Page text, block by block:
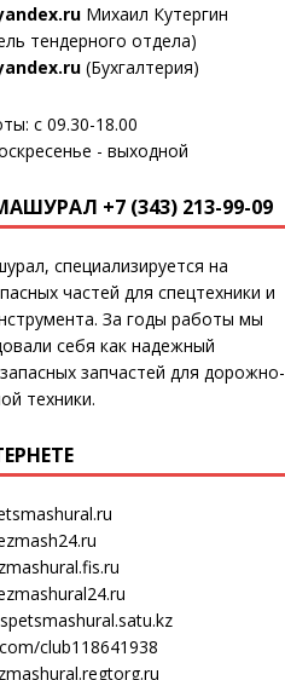
Михаил Кутергин
тендерного отдела)
(Бухгалтерия)
с 09.30-18.00
- выходной
+7 (343) 213-99-09
специализируется на
частей для спецтехники и
За годы работы мы
себя как надежный
запчастей для дорожно-
техники.
club118641938